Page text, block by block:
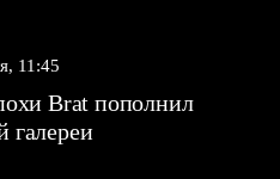
11:45
Brat пополнил
галереи